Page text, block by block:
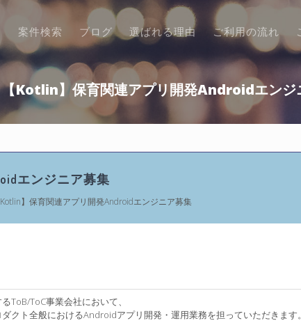
案件検索 ブログ 選ばれる理由 ご利用の流れ
【Kotlin】保育関連アプリ開発Androidエンジ
エンジニア募集
】保育関連アプリ開発Androidエンジニア募集
ToB/ToC事業会社において、
クト全般におけるAndroidアプリ開発・運用業務を担っていただきます。